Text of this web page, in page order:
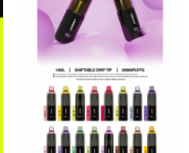
Add to
wishlist